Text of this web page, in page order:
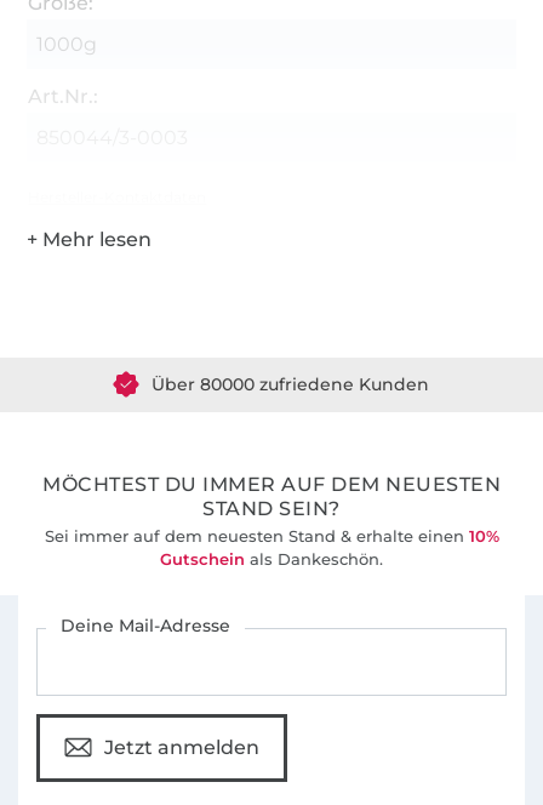
1000g
Art.Nr.:
MÖCHTEST DU IMMER AUF DEM NEUESTEN
STAND SEIN?
Sei immer auf dem neuesten Stand & erhalte einen 10%
Gutschein als Dankeschön.
Deine Mail-Adresse
Jetzt anmelden